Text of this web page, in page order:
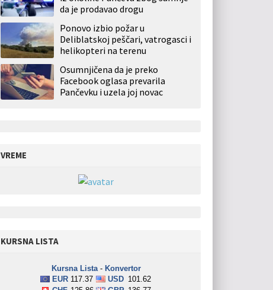
da je prodavao drogu
Ponovo izbio požar u
Deliblatskoj peščari, vatrogasci i
helikopteri na terenu
Osumnjičena da je preko
Facebook oglasa prevarila
Pančevku i uzela joj novac
VREME
KURSNA LISTA